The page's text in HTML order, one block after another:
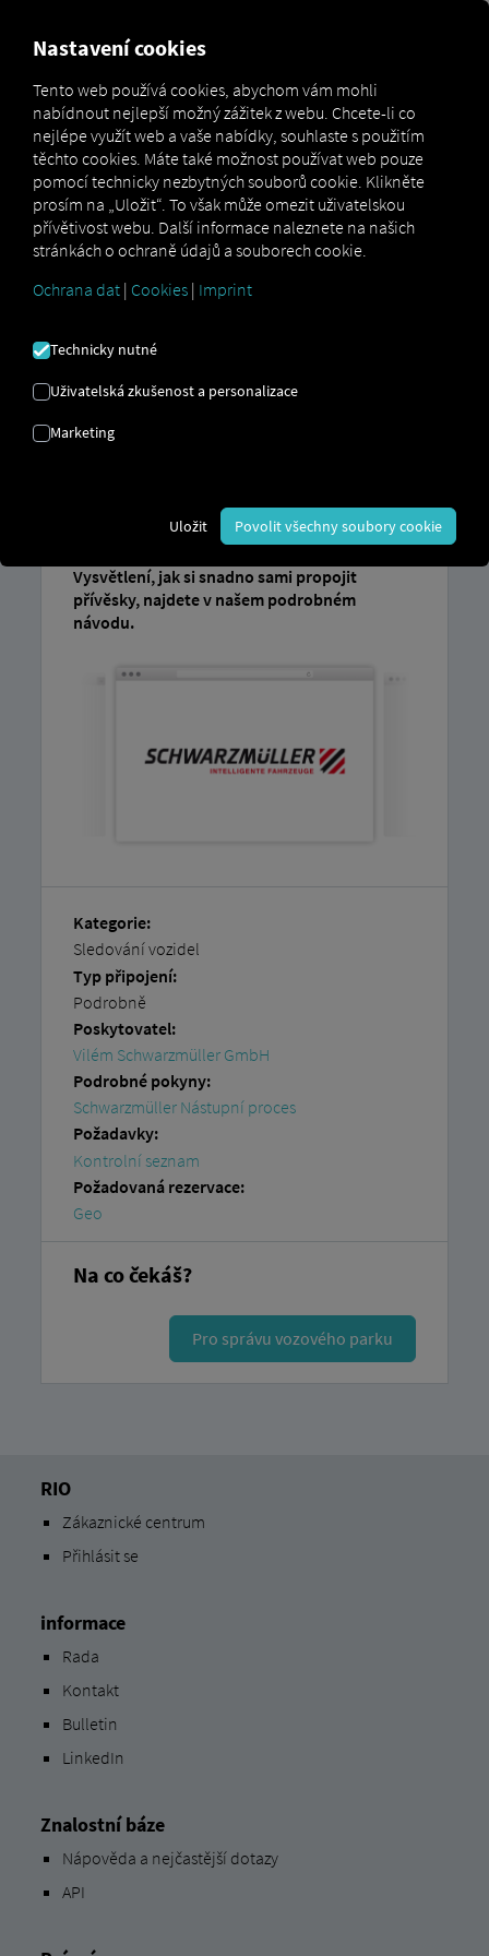
Marketplace Connectors Schwarzmüller Connect
SCHWARZMÜLLER
PŘIPOJIT
Integrace externího poskytovatele
Máte ve svém vozovém parku přívěsy od našeho
partnera
aktivní u Schwarzmüller Intelligent Telematics
Vysvětlení, jak si snadno sami propojit
přívěsky, najdete v našem podrobném
návodu.
Kategorie:
Sledování vozidel
Typ připojení:
Podrobně
Poskytovatel:
Vilém Schwarzmüller GmbH
Podrobné pokyny:
Schwarzmüller Nástupní proces
Požadavky:
Kontrolní seznam
Požadovaná rezervace:
Geo
Na co čekáš?
Pro správu vozového parku
RIO
Zákaznické centrum
Přihlásit se
informace
Rada
Kontakt
Bulletin
LinkedIn
Znalostní báze
Nápověda a nejčastější dotazy
API
Nastavení cookies
Tento web používá cookies, abychom vám mohli
nabídnout nejlepší možný zážitek z webu. Chcete-li co
nejlépe využít web a vaše nabídky, souhlaste s použitím
těchto cookies. Máte také možnost používat web pouze
pomocí technicky nezbytných souborů cookie. Klikněte
prosím na „Uložit“. To však může omezit uživatelskou
přívětivost webu. Další informace naleznete na našich
stránkách o ochraně údajů a souborech cookie.
Ochrana dat | Cookies | Imprint
Technicky nutné
Uživatelská zkušenost a personalizace
Marketing
Uložit Povolit všechny soubory cookie